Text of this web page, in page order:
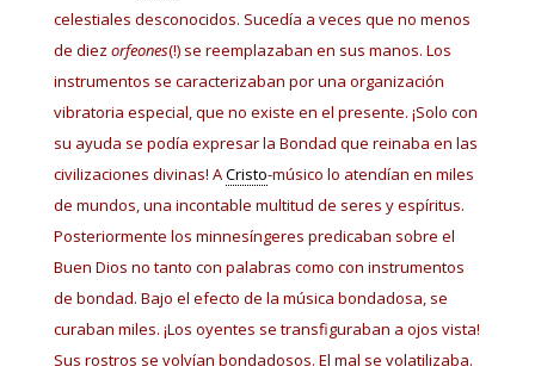
celestiales desconocidos. Sucedía a veces que no menos
de diez orfeones(!) se reemplazaban en sus manos. Los
instrumentos se caracterizaban por una organización
vibratoria especial, que no existe en el presente. ¡Solo con
su ayuda se podía expresar la Bondad que reinaba en las
civilizaciones divinas! ACristo-músico lo atendían en miles
de mundos, una incontable multitud de seres y espíritus.
Posteriormente los minnesíngeres predicaban sobre el
Buen Dios no tanto con palabras como con instrumentos
de bondad. Bajo el efecto de la música bondadosa, se
curaban miles. ¡Los oyentes se transfiguraban a ojos vista!
Sus rostros se volvían bondadosos. El mal se volatilizaba.